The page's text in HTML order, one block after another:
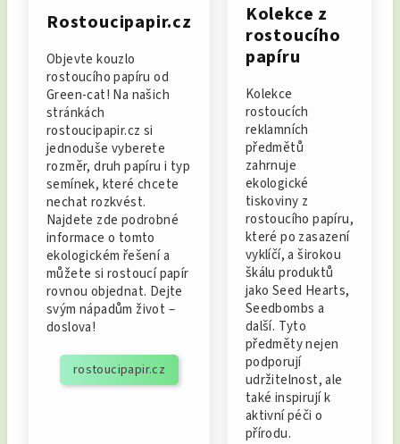
Rostoucipapir.cz
Objevte kouzlo
rostoucího papíru od
Green-cat! Na našich
stránkách
rostoucipapir.cz si
jednoduše vyberete
rozměr, druh papíru i typ
semínek, které chcete
nechat rozkvést.
Najdete zde podrobné
informace o tomto
ekologickém řešení a
můžete si rostoucí papír
rovnou objednat. Dejte
svým nápadům život –
doslova!
rostoucipapir.cz
Kolekce z
rostoucího
papíru
Kolekce
rostoucích
reklamních
předmětů
zahrnuje
ekologické
tiskoviny z
rostoucího papíru,
které po zasazení
vyklíčí, a širokou
škálu produktů
jako Seed Hearts,
Seedbombs a
další. Tyto
předměty nejen
podporují
udržitelnost, ale
také inspirují k
aktivní péči o
přírodu.